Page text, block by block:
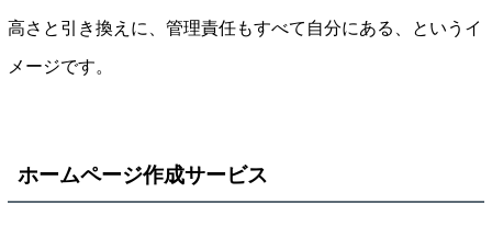
高さと引き換えに、管理責任もすべて自分にある、というイ
メージです。
ホームページ作成サービス